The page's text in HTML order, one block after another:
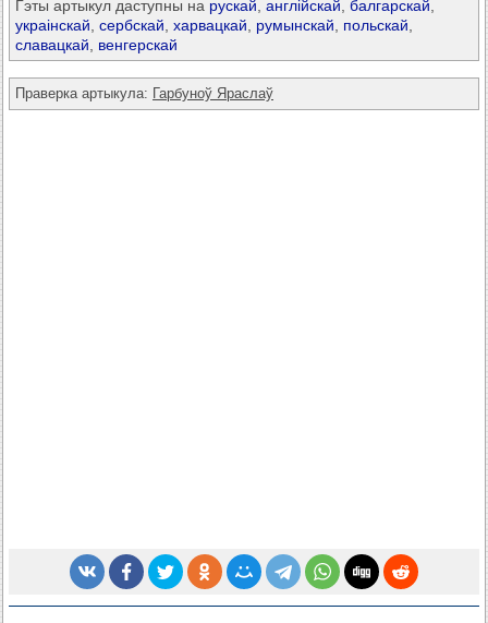
Гэты артыкул даступны на рускай англійскай балгарскай
украінскай сербскай харвацкай румынскай польскай
славацкай
венгерскай
Праверка артыкула: Гарбуноў Яраслаў